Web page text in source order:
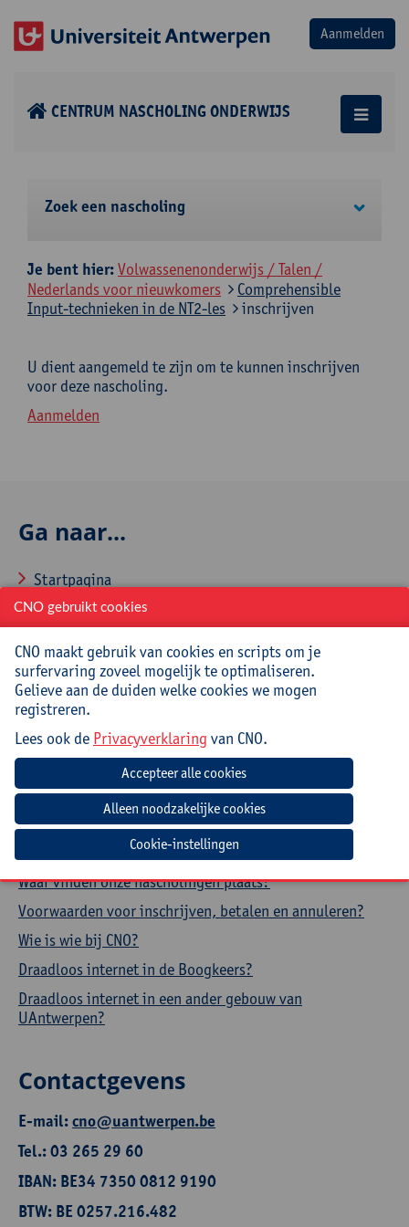
CENTRUM NASCHOLING ONDERWIJS
Zoek een nascholing
Je bent hier:Volwassenenonderwijs / Talen /
Nederlands voor nieuwkomers
Comprehensible
Input-technieken in de NT2-les
inschrijven
U dient aangemeld te zijn om te kunnen inschrijven
voor deze nascholing.
Aanmelden
Ga naar...
Startpagina
Over CNO
Contacteer CNO
Veelgestelde vragen
Hoe aanmelden en inschrijven via CNOweb?
Hoe een evaluatieformulier invullen?
Hoe een aanwezigheidsattest downloaden?
Hoe je profiel aanpassen?
Waar vinden onze nascholingen plaats?
Voorwaarden voor inschrijven, betalen en annuleren?
Wie is wie bij CNO?
Draadloos internet in de Boogkeers?
Draadloos internet in een ander gebouw van
UAntwerpen?
Contactgevens
E-mail:cno@uantwerpen.be
Tel.: 03 265 29 60
IBAN: BE34 7350 0812 9190
BTW: BE 0257.216.482
CNO gebruikt cookies
CNO maakt gebruik van cookies en scripts om je
surfervaring zoveel mogelijk te optimaliseren.
Gelieve aan de duiden welke cookies we mogen
registreren.
Lees ook de Privacyverklaring van CNO.
Cookie-instellingen